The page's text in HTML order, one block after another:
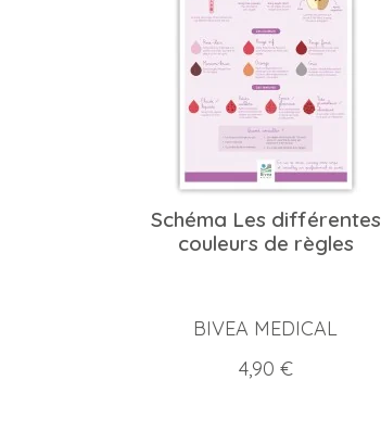
Schéma Les différentes
couleurs de règles
BIVEA MEDICAL
Prix
4,90 €